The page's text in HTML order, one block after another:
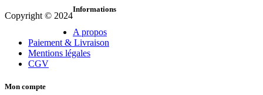
Copyright © 2024
Informations
A propos
Paiement & Livraison
Mentions légales
CGV
Mon compte